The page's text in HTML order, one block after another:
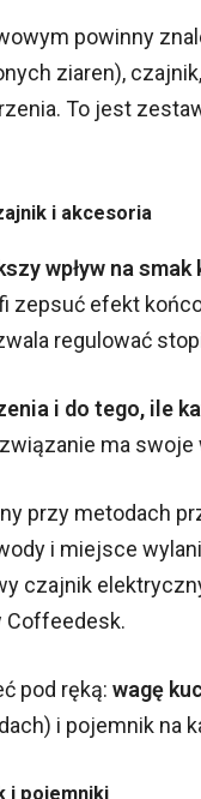
powinny
ziaren),
To jest
i akcesoria
wpływ na smak
zepsuć efekt
regulować
i do tego, ile
ma
przy metodach
i miejsce
czajnik
Coffeedesk.
pod ręką: wagę
i pojemnik na
i pojemniki